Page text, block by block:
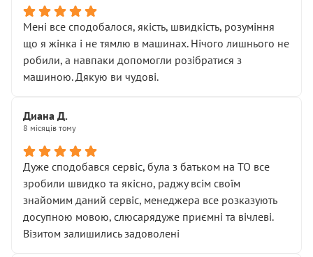
Мені все сподобалося, якість, швидкість, розуміння
що я жінка і не тямлю в машинах. Нічого лишнього не
робили, а навпаки допомогли розібратися з
машиною. Дякую ви чудові.
Диана Д.
8 місяців тому
Дуже сподобався сервіс, була з батьком на ТО все
зробили швидко та якісно, раджу всім своїм
знайомим даний сервіс, менеджера все розказують
досупною мовою, слюсарядуже приємні та вічлеві.
Візитом залишились задоволені